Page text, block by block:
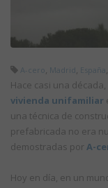
A-cero Madrid España
Hace casi una
vivienda unifamiliar
una técnica de
prefabricada no era
demostradas por A-
Hoy en día, en un